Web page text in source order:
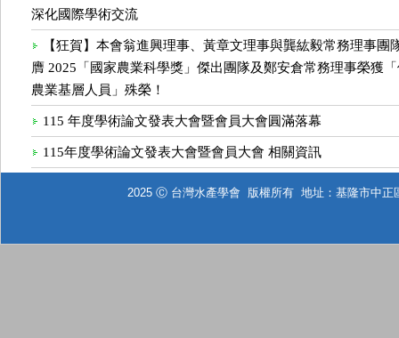
深化國際學術交流
【狂賀】本會翁進興理事、黃章文理事與龔紘毅常務理事團
膺 2025「國家農業科學獎」傑出團隊及鄭安倉常務理事榮獲
農業基層人員」殊榮！
115 年度學術論文發表大會暨會員大會圓滿落幕
115年度學術論文發表大會暨會員大會 相關資訊
2025 Ⓒ 台灣水產學會 版權所有 地址：基隆市中正